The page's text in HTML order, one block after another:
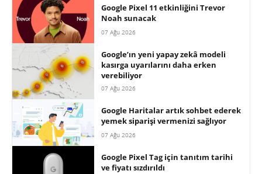
Google Pixel 11 etkinliğini Trevor
Noah sunacak
07 Ağu 2026
Google’ın yeni yapay zekâ modeli
kasırga uyarılarını daha erken
verebiliyor
07 Ağu 2026
Google Haritalar artık sohbet ederek
yemek siparişi vermenizi sağlıyor
07 Ağu 2026
Google Pixel Tag için tanıtım tarihi
ve fiyatı sızdırıldı